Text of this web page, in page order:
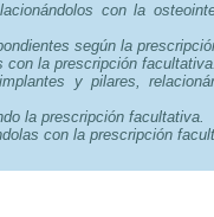
con la
según la
con la prescripción facultativa.
y pilares,
la prescripción facultativa.
con la prescripción